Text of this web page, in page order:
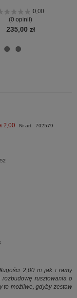
0,00
(0 opinii)
235,00 zł
2,00 Nr art. 702579
2,00 m jak i ramy
rozbudowę rusztowania o
to możliwe, gdyby zestaw